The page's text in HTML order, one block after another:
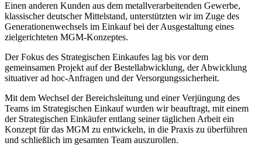
Einen anderen Kunden aus dem metallverarbeitenden Gewerbe,
klassischer deutscher Mittelstand, unterstützten wir im Zuge des
Generationenwechsels im Einkauf bei der Ausgestaltung eines
zielgerichteten MGM-Konzeptes.
Der Fokus des Strategischen Einkaufes lag bis vor dem
gemeinsamen Projekt auf der Bestellabwicklung, der Abwicklung
situativer ad hoc-Anfragen und der Versorgungssicherheit.
Mit dem Wechsel der Bereichsleitung und einer Verjüngung des
Teams im Strategischen Einkauf wurden wir beauftragt, mit einem
der Strategischen Einkäufer entlang seiner täglichen Arbeit ein
Konzept für das MGM zu entwickeln, in die Praxis zu überführen
und schließlich im gesamten Team auszurollen.